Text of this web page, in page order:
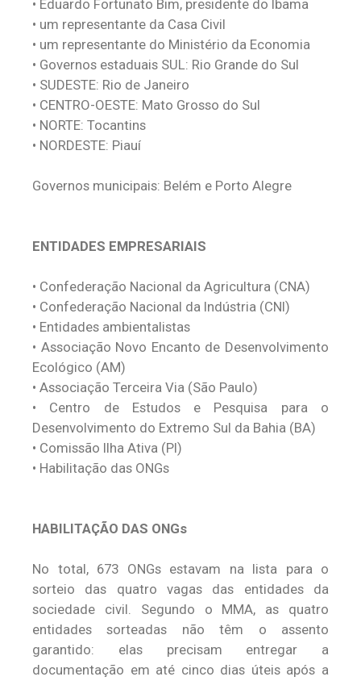
• Eduardo Fortunato Bim, presidente do Ibama
• um representante da Casa Civil
• um representante do Ministério da Economia
• Governos estaduais SUL: Rio Grande do Sul
• SUDESTE: Rio de Janeiro
• CENTRO-OESTE: Mato Grosso do Sul
• NORTE: Tocantins
• NORDESTE: Piauí
Governos municipais: Belém e Porto Alegre
ENTIDADES EMPRESARIAIS
• Confederação Nacional da Agricultura (CNA)
• Confederação Nacional da Indústria (CNI)
• Entidades ambientalistas
• Associação Novo Encanto de Desenvolvimento
Ecológico (AM)
• Associação Terceira Via (São Paulo)
•
Centro de Estudos e Pesquisa para o
Desenvolvimento do Extremo Sul da Bahia (BA)
• Comissão Ilha Ativa (PI)
• Habilitação das ONGs
HABILITAÇÃO DAS ONGs
No total, 673 ONGs estavam na lista para o
sorteio das quatro vagas das entidades da
sociedade civil. Segundo o MMA, as quatro
entidades sorteadas não têm o assento
garantido: elas precisam entregar a
documentação em até cinco dias úteis após a